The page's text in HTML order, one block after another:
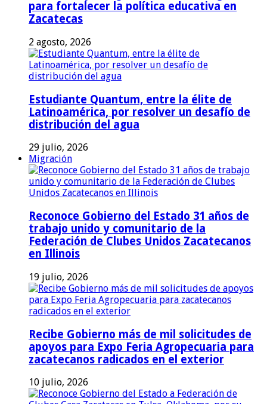
para fortalecer la política educativa en
Zacatecas
2 agosto, 2026
Estudiante Quantum, entre la élite de
Latinoamérica, por resolver un desafío de
distribución del agua
29 julio, 2026
Migración
Reconoce Gobierno del Estado 31 años de
trabajo unido y comunitario de la
Federación de Clubes Unidos Zacatecanos
en Illinois
19 julio, 2026
Recibe Gobierno más de mil solicitudes de
apoyos para Expo Feria Agropecuaria para
zacatecanos radicados en el exterior
10 julio, 2026